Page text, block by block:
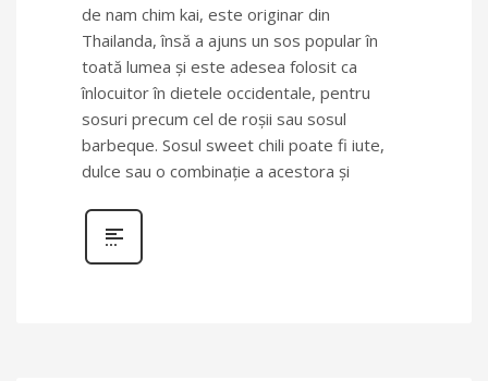
de nam chim kai, este originar din
Thailanda, însă a ajuns un sos popular în
toată lumea și este adesea folosit ca
înlocuitor în dietele occidentale, pentru
sosuri precum cel de roșii sau sosul
barbeque. Sosul sweet chili poate fi iute,
dulce sau o combinație a acestora și